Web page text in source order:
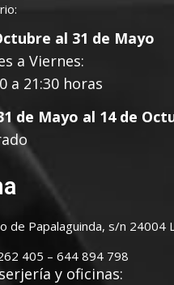
al 31 de Mayo
a Viernes:
a 21:30 horas
de Mayo al 14 de
de Papalaguinda, s/n 24004
405 – 644 894 798
y oficinas: